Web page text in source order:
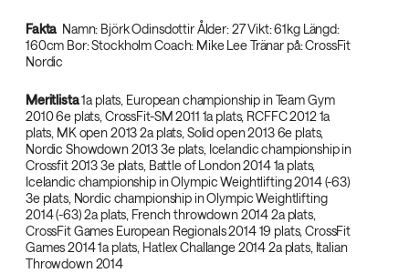
Fakta ‌ Namn: Björk Odinsdottir Ålder: 27 Vikt: 61kg Längd:
160cm Bor: Stockholm Coach: Mike Lee Tränar på: CrossFit
Nordic
Meritlista‌1a plats, European championship in Team Gym
2010 6e plats, CrossFit-SM 2011 1a plats, RCFFC 2012 1a
plats, MK open 2013 2a plats, Solid open 2013 6e plats,
Nordic Showdown 2013 3e plats, Icelandic championship in
Crossfit 2013 3e plats, Battle of London 2014 1a plats,
Icelandic championship in Olympic Weightlifting 2014 (-63)
3e plats, Nordic championship in Olympic Weightlifting
2014 (-63) 2a plats, French throwdown 2014 2a plats,
CrossFit Games European Regionals 2014 19 plats, CrossFit
Games 2014 1a plats, Hatlex Challange 2014 2a plats, Italian
Throwdown 2014